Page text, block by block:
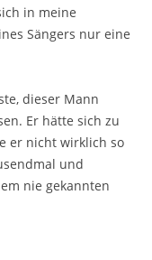
in meine
Sängers nur eine
dieser Mann
Er hätte sich zu
er nicht wirklich so
und
nie gekannten